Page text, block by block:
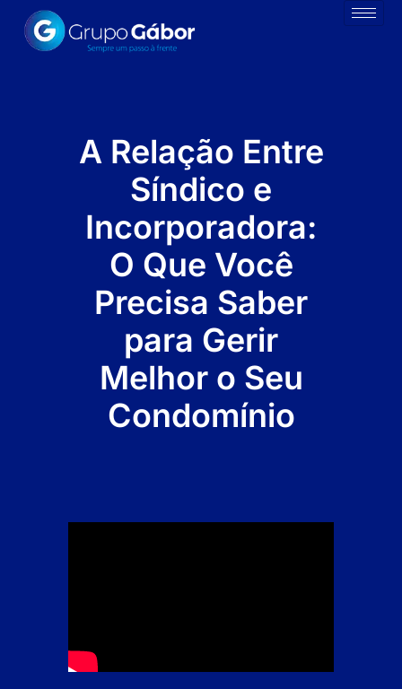
A Relação Entre
Síndico e
Incorporadora:
O Que Você
Precisa Saber
para Gerir
Melhor o Seu
Condomínio